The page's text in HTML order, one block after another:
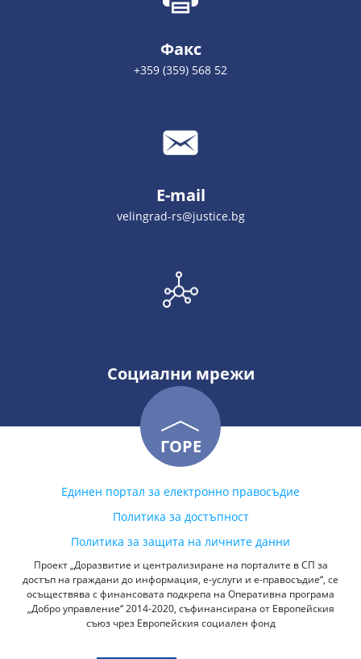
Факс
+359 (359) 568 52
E-mail
velingrad-rs@justice.bg
Социални мрежи
ГОРЕ
Единен портал за електронно правосъдие
Политика за достъпност
Политика за защита на личните данни
Проект „Доразвитие и централизиране на порталите в СП за
достъп на граждани до информация, е-услуги и е-правосъдие“, се
осъществява с финансовата подкрепа на Оперативна програма
„Добро управление“ 2014-2020, съфинансирана от Европейския
съюз чрез Европейския социален фонд